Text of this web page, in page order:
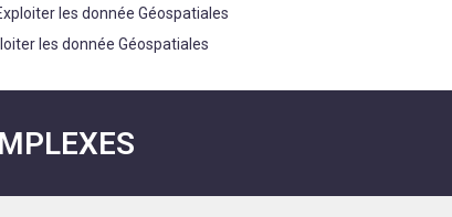
les donnée Géospatiales​
les donnée Géospatiales​